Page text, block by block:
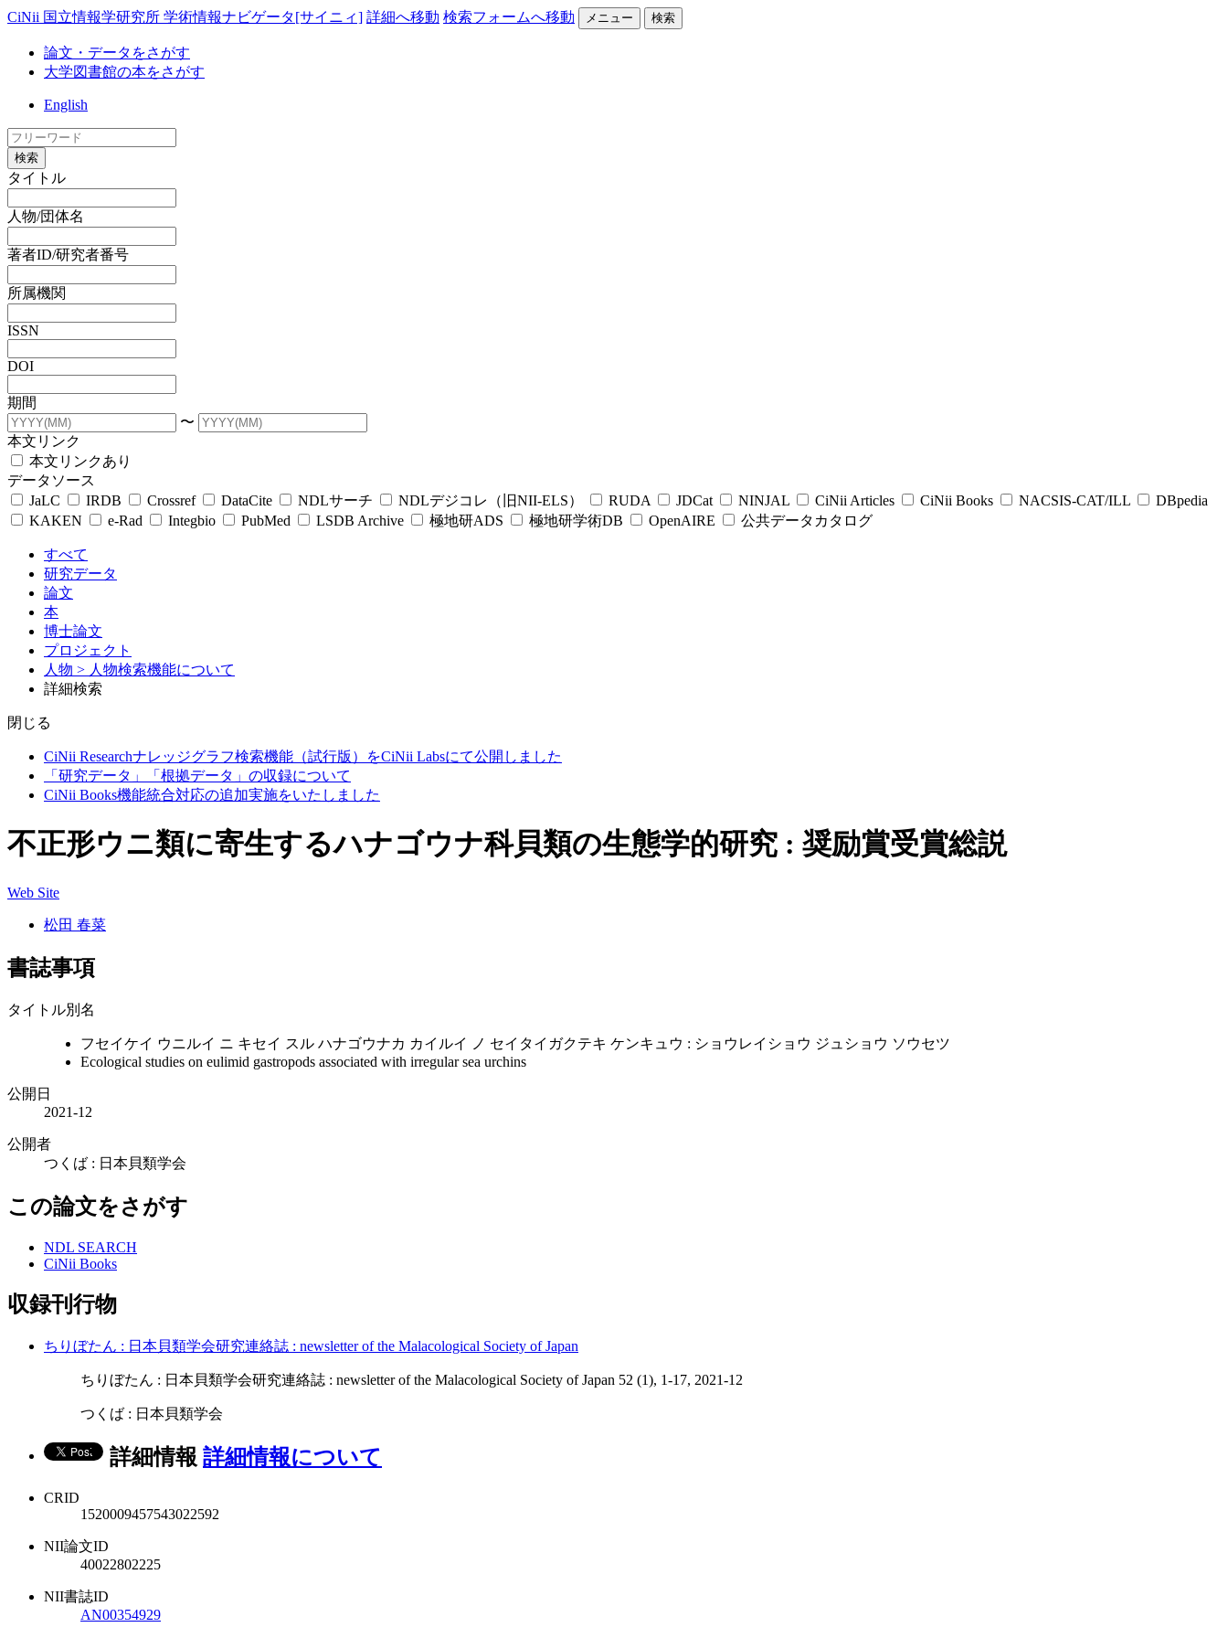
CiNii 国立情報学研究所 学術情報ナビゲータ[サイニィ] 詳細へ移動 検索フォームへ移動 メニュー 検索
論文・データをさがす
大学図書館の本をさがす
English
検索
タイトル
人物/団体名
著者ID/研究者番号
所属機関
ISSN
DOI
期間
〜
本文リンク
本文リンクあり
データソース
JaLC
IRDB Crossref DataCite NDLサーチ NDLデジコレ（旧NII-ELS） RUDA JDCat NINJAL CiNii Articles CiNii Books NACSIS-CAT/ILL
DBpedia
KAKEN
e-Rad Integbio PubMed LSDB Archive 極地研ADS 極地研学術DB OpenAIRE 公共データカタログ
すべて
研究データ
論文
本
博士論文
プロジェクト
人物 > 人物検索機能について
詳細検索
閉じる
CiNii Researchナレッジグラフ検索機能（試行版）をCiNii Labsにて公開しました
「研究データ」「根拠データ」の収録について
CiNii Books機能統合対応の追加実施をいたしました
不正形ウニ類に寄生するハナゴウナ科貝類の生態学的研究 : 奨励賞受賞総説
Web Site
松田 春菜
書誌事項
タイトル別名
フセイケイ ウニルイ ニ キセイ スル ハナゴウナカ カイルイ ノ セイタイガクテキ ケンキュウ : ショウレイショウ ジュショウ ソウセツ
Ecological studies on eulimid gastropods associated with irregular sea urchins
公開日
2021-12
公開者
つくば : 日本貝類学会
この論文をさがす
NDL SEARCH
CiNii Books
収録刊行物
ちりぼたん : 日本貝類学会研究連絡誌 : newsletter of the Malacological Society of Japan
ちりぼたん : 日本貝類学会研究連絡誌 : newsletter of the Malacological Society of Japan 52 (1), 1-17, 2021-12
つくば : 日本貝類学会
詳細情報 詳細情報について
CRID
1520009457543022592
NII論文ID
40022802225
NII書誌ID
AN00354929